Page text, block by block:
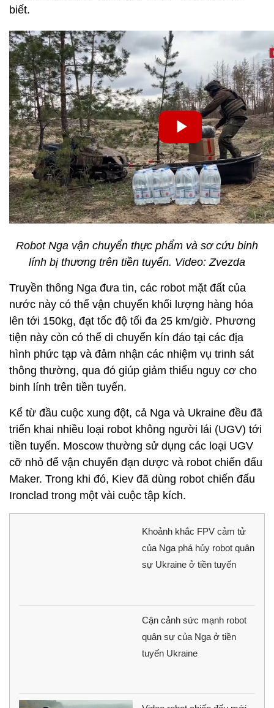
biết.
Robot Nga vận chuyển thực phẩm và sơ cứu binh
lính bị thương trên tiền tuyến. Video: Zvezda
Truyền thông Nga đưa tin, các robot mặt đất của
nước này có thể vận chuyển khối lượng hàng hóa
lên tới 150kg, đạt tốc độ tối đa 25 km/giờ. Phương
tiện này còn có thể di chuyển kín đáo tại các địa
hình phức tạp và đảm nhận các nhiệm vụ trinh sát
thông thường, qua đó giúp giảm thiểu nguy cơ cho
binh lính trên tiền tuyến.
Kể từ đầu cuộc xung đột, cả Nga và Ukraine đều đã
triển khai nhiều loại robot không người lái (UGV) tới
tiền tuyến. Moscow thường sử dụng các loại UGV
cỡ nhỏ để vận chuyển đạn dược và robot chiến đấu
Maker. Trong khi đó, Kiev đã dùng robot chiến đấu
Ironclad trong một vài cuộc tập kích.
Khoảnh khắc FPV cảm tử
của Nga phá hủy robot quân
sự Ukraine ở tiền tuyến
Cận cảnh sức mạnh robot
quân sự của Nga ở tiền
tuyến Ukraine